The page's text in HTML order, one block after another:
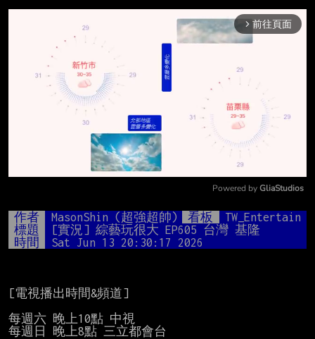
arrow_forward_ios 前往頁面
Mute
Powered by GliaStudios
作者 MasonShin (超強超帥) 看板
TW_Entertain
標題
[實況] 綜藝玩很大 EP605 台灣 基隆
時間
Sat Jun 13 20:30:17 2026
[電視播出時間&頻道]
每週六 晚上10點 中視
每週日 晚上8點 三立都會台